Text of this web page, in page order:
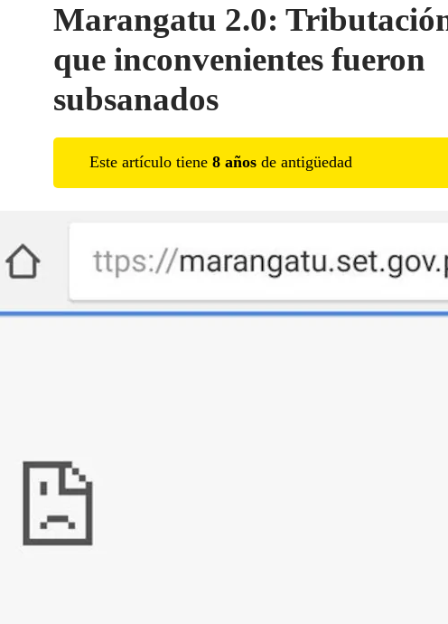
Marangatu 2.0:
que inconvenientes fueron
subsanados
Este artículo tiene 8 años de antigüedad